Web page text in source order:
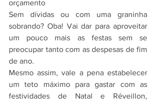
orçamento
Sem dívidas ou com uma graninha
sobrando? Oba! Vai dar para aproveitar
um pouco mais as festas sem se
preocupar tanto com as despesas de fim
de ano.
Mesmo assim, vale a pena estabelecer
um teto máximo para gastar com as
festividades de Natal e Réveillon,